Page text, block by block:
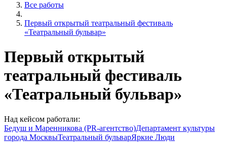
Все работы
Первый открытый театральный фестиваль
«Театральный бульвар»
Первый открытый
театральный фестиваль
«Театральный бульвар»
Над кейсом работали:
Бедуш и Маренникова (PR-агентство)Департамент культуры
города МосквыТеатральный бульварЯркие Люди